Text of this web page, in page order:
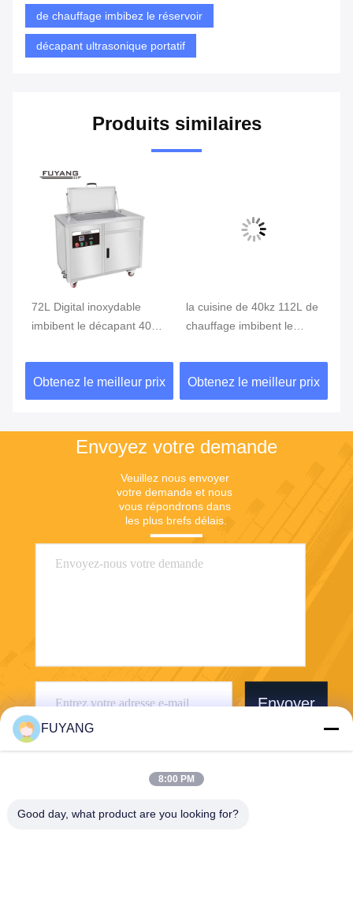
de chauffage imbibez le réservoir
décapant ultrasonique portatif
Produits similaires
72L Digital inoxydable
imbibent le décapant 40kz
Obtenez le meilleur prix
la cuisine de 40kz 112L de
chauffage imbibent le
inoxydables
Obtenez le meilleur prix
Envoyez votre demande
Veuillez nous envoyer
votre demande et nous
vous répondrons dans
les plus brefs délais.
Envoyer
Shenzhen FUYANG Technology Group Co.
FUYANG
8:00 PM
Good day, what product are you looking for?